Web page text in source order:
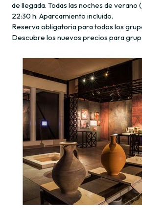
de llegada. Todas las noches de verano
22:30 h. Aparcamiento incluido.
Reserva obligatoria para todos los
Descubre los nuevos precios para